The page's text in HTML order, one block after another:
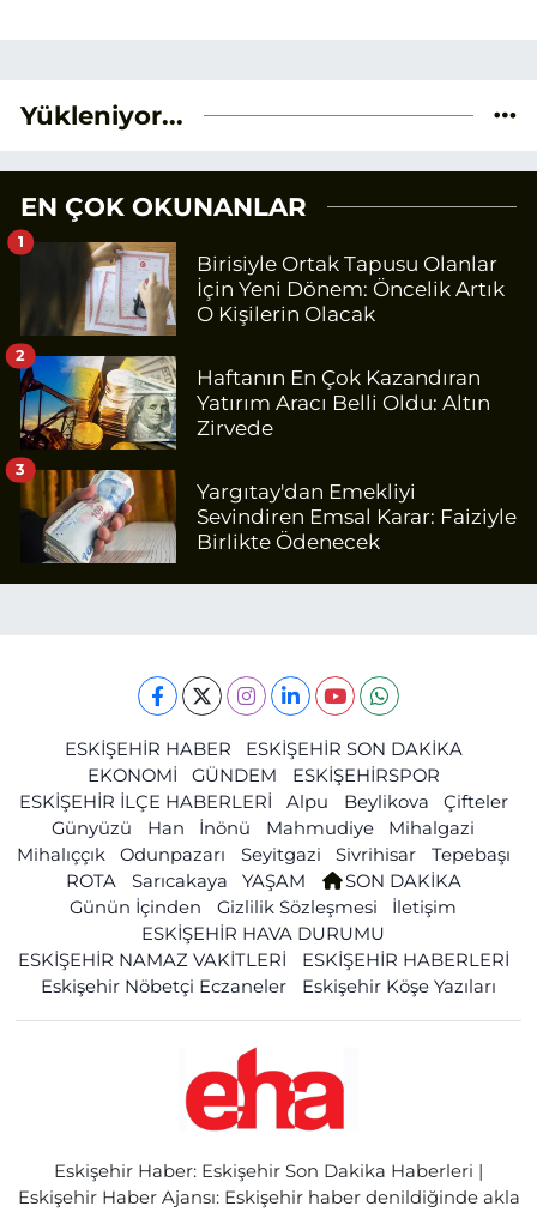
Yükleniyor...
EN ÇOK OKUNANLAR
Birisiyle Ortak Tapusu Olanlar
İçin Yeni Dönem: Öncelik Artık
O Kişilerin Olacak
1
Haftanın En Çok Kazandıran
Yatırım Aracı Belli Oldu: Altın
Zirvede
2
Yargıtay'dan Emekliyi
Sevindiren Emsal Karar: Faiziyle
Birlikte Ödenecek
3
ESKİŞEHİR HABER
ESKİŞEHİR SON DAKİKA
EKONOMİ
GÜNDEM
ESKİŞEHİRSPOR
ESKİŞEHİR İLÇE HABERLERİ
Alpu Beylikova
Çifteler
Günyüzü
Han İnönü Mahmudiye
Mihalgazi
Mihalıççık
Odunpazarı Seyitgazi Sivrihisar
Tepebaşı
ROTA
Sarıcakaya YAŞAM
SON DAKİKA
Günün İçinden
Gizlilik Sözleşmesi
İletişim
ESKİŞEHİR HAVA DURUMU
ESKİŞEHİR NAMAZ VAKİTLERİ
ESKİŞEHİR HABERLERİ
Eskişehir Nöbetçi Eczaneler
Eskişehir Köşe Yazıları
Eskişehir Haber: Eskişehir Son Dakika Haberleri |
Eskişehir Haber Ajansı: Eskişehir haber denildiğinde akla